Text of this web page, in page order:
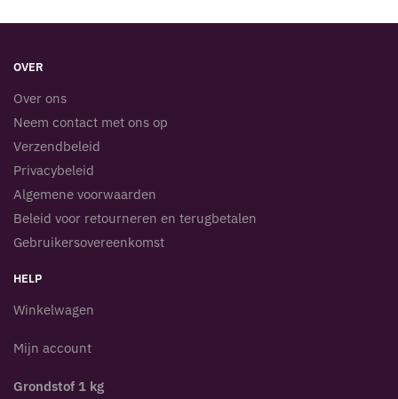
OVER
Over ons
Neem contact met ons op
Verzendbeleid
Privacybeleid
Algemene voorwaarden
Beleid voor retourneren en terugbetalen
Gebruikersovereenkomst
HELP
Winkelwagen
Mijn account
Grondstof 1 kg